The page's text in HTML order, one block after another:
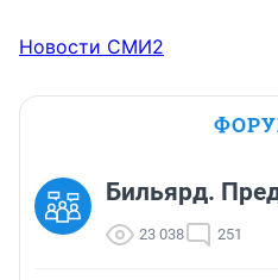
Новости СМИ2
Бильярд.
23 038 251